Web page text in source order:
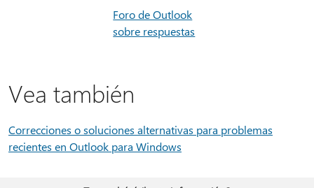
Foro de Outlook
sobre respuestas
Vea también
Correcciones o soluciones alternativas para problemas
recientes en Outlook para Windows